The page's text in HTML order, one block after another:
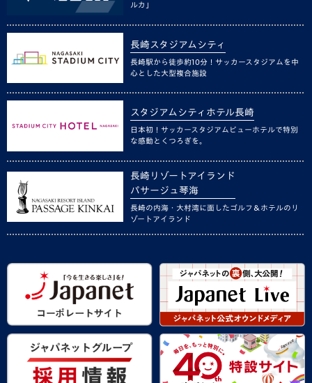
ルカ」
長崎スタジアムシティ
長崎駅から徒歩約10分！サッカースタジアムを中
心とした大型複合施設
スタジアムシティホテル長崎
日本初！サッカースタジアムビューホテルで特別
な感動とくつろぎを。
長崎リゾートアイランド
パサージュ琴海
長崎の内海・大村湾に面したゴルフ＆ホテルのリ
ゾートアイランド